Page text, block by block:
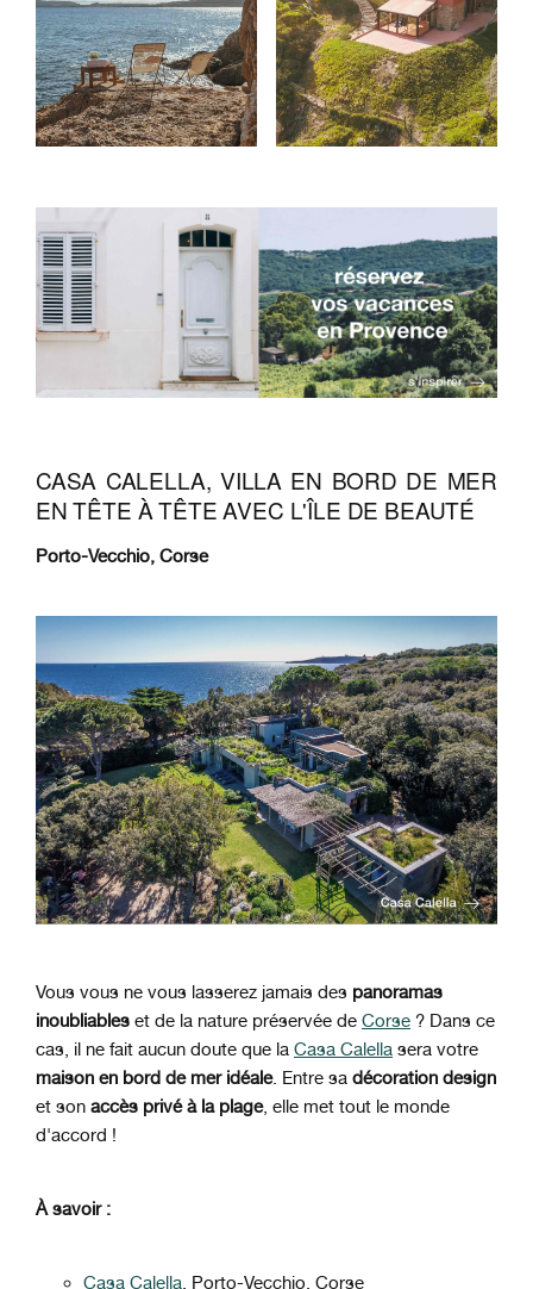
CASA CALELLA, VILLA EN BORD DE MER
EN TÊTE À TÊTE AVEC L'ÎLE DE BEAUTÉ
Porto-Vecchio, Corse
Vous vous ne vous lasserez jamais des panoramas
inoubliables et de la nature préservée de Corse ? Dans ce
cas, il ne fait aucun doute que la Casa Calella sera votre
maison en bord de mer idéale. Entre sa décoration design
et son accès privé à la plage, elle met tout le monde
d'accord !
À savoir :
Casa Calella, Porto-Vecchio, Corse